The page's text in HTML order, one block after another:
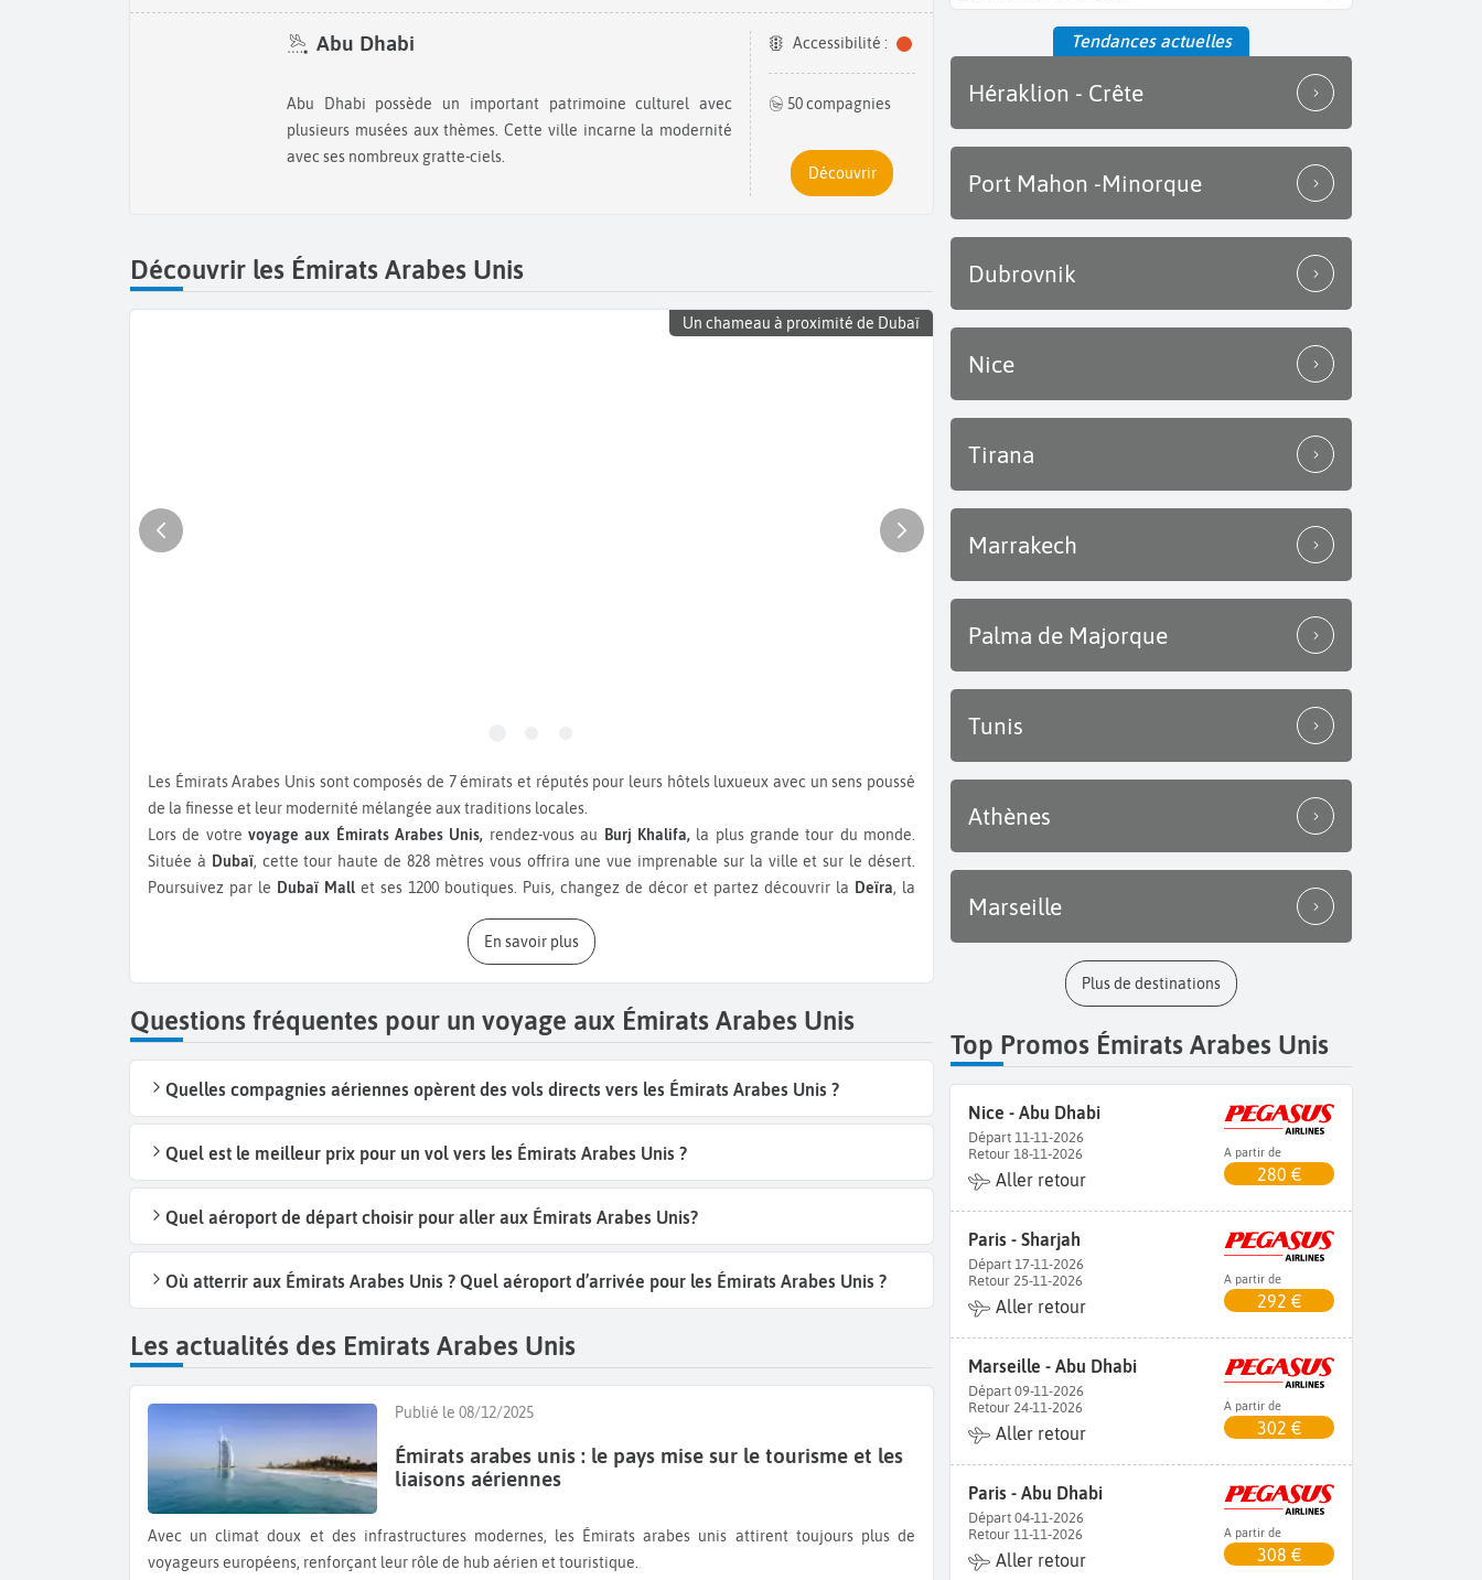
Abu Dhabi
Abu Dhabi possède un important patrimoine culturel avec
plusieurs musées aux thèmes. Cette ville incarne la modernité
avec ses nombreux gratte-ciels.
Accessibilité :
50 compagnies
Découvrir
Découvrir les Émirats Arabes Unis
Un chameau à proximité de Dubaï
Les Émirats Arabes Unis sont composés de 7 émirats et réputés pour leurs hôtels luxueux avec un sens poussé
de la finesse et leur modernité mélangée aux traditions locales.
Lors de votrevoyage aux Émirats Arabes Unis, rendez-vous au Burj Khalifa,la plus grande tour du monde.
Située à Dubaï, cette tour haute de 828 mètres vous offrira une vue imprenable sur la ville et sur le désert.
Poursuivez par le Dubaï Mall et ses 1200 boutiques. Puis, changez de décor et partez découvrir la Deïra, la
, poisson séché mangé avec du beurre fondu. Direction ensuite le plus grand
au monde. Détendez-vous ensuite sur la plage à proximité du
museum,musée national de Dubaï. Ne manquez pas la visite de la MosquéeJumeirah, l’une des rares ouverte
au public. Faites une balade à la Marina de Dubaï dans le quartier moderne de la ville. Terminez votre journée
Une autre belle ville à visiter est celle d’Abu Dhabiavec lagrande Mosquée Sheikh Zayedcomposée de 80
coupoles et de 1000 colonnes. Vous pouvez aussi voir l’intérieur de l ’Emirates Palace
monde.
vous pourrez effectuer des circuits en 4x4 ou des balades à dos de
chameau. Si vous avez du mal à supporter la chaleur, nous vous conseillons les gigantesques parcs aquatiques
tels qu’Aquaventureà Dubaï et Abou Dhabi, ou encore, leWild Wadi Water Parkà Dubaï. Vous pourrez vivre
des émotions fortes comme nager avec les dauphins. Bonnes vacances aux Émirats Arabes Unis !
En savoir plus
Questions fréquentes pour un voyage aux Émirats Arabes Unis
Quelles compagnies aériennes opèrent des vols directs vers les Émirats Arabes Unis ?
Quel est le meilleur prix pour un vol vers les Émirats Arabes Unis ?
Quel aéroport de départ choisir pour aller aux Émirats Arabes Unis?
Où atterrir aux Émirats Arabes Unis ? Quel aéroport d’arrivée pour les Émirats Arabes Unis ?
Les actualités des Emirats Arabes Unis
Publié le 08/12/2025
Émirats arabes unis : le pays mise sur le tourisme et les
liaisons aériennes
Avec un climat doux et des infrastructures modernes, les Émirats arabes unis attirent toujours plus de
voyageurs européens, renforçant leur rôle de hub aérien et touristique.
Tendances actuelles
Héraklion - Crête
Port Mahon -Minorque
Dubrovnik
Nice
Tirana
Marrakech
Palma de Majorque
Tunis
Athènes
Marseille
Plus de destinations
Top Promos Émirats Arabes Unis
Nice - Abu Dhabi
Départ 11-11-2026
Retour 18-11-2026
Aller retour
A partir de
280 €
Paris - Sharjah
Départ 17-11-2026
Retour 25-11-2026
Aller retour
A partir de
292 €
Marseille - Abu Dhabi
Départ 09-11-2026
Retour 24-11-2026
Aller retour
A partir de
302 €
Paris - Abu Dhabi
Départ 04-11-2026
Retour 11-11-2026
Aller retour
A partir de
308 €